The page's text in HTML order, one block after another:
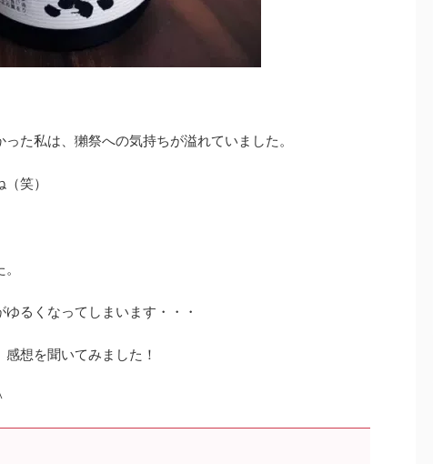
た私は、獺祭への気持ちが溢れていました。
笑）
るくなってしまいます・・・
想を聞いてみました！